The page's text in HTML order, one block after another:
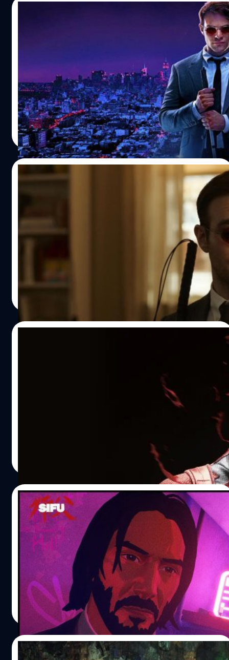
ชาร์ลี ค็อกซ์เผย (ถ้ามี) ภาพยนตร์ ‘Daredevil’
ชาร์ลี ค็อกซ์ ผู้รับบท Daredevil เผยว่าหากมีภาพยนตร์ของตัว
เองอาจถูกจัดเรต PG-13 แต่เขาคิดว่าคงดีกว่าถ้าทำเป็นเรต R
แม้จะเป็นไปได้ยากก็ตาม
ภควรรณ สัตยกิจกุล| 1611 days ago
Read More
ชาร์ลี ค็อกซ์เผย ผู้ชมในโรงเงียบกริบเมื่อ
‘ทนายขั้นเทพ’ ปรากฎตัวใน ‘Spider-Man: No
Way Home’
ชาร์ลี ค็อกซ์เผยว่าผู้คนในโรงเงียบกริบเมื่อเขาปรากฎตัวใน
'Spider-Man: No Way Home' พร้อมกล่าวว่าตนเองจะมี
ภควรรณ สัตยกิจกุล
Read More
ล่าสุดได้มีรายงานจาก Shahbaz จาก The Movie Podcast
ประเทศแคนาดา ระบุว่าในตารางการสตรีมหนังที่ส่งให้สื่อต่าง
ๆ ของ Disney+ แคนาดา ได้มีการระบุว่าซีรีส์ออริจินัลเน็ตฟ
Disney+ แคนาดาในวันที่ 16 มีนาคมนี้แล้ว มีถึง 6 เรื่องด้วยกัน
15/02/2022
นักม็อดเปลี่ยนตัวเอก SIFU ให้กลายเป็น John
Wick, Chun Li และอื่น ๆ
เล่นเป็น ชุนลี, สกอร์เปียน, แชกกี โรเจอส์, จอห์น วิค และ
แดร์เดวิลในเกม SIFU
ศุภกร ประเสริฐศิลป์ | 1634 days ago
Read More
12/02/2022